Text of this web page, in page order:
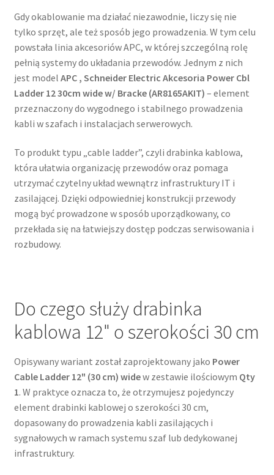
Gdy okablowanie ma działać niezawodnie, liczy się nie
tylko sprzęt, ale też sposób jego prowadzenia. W tym celu
powstała linia akcesoriów APC, w której szczególną rolę
pełnią systemy do układania przewodów. Jednym z nich
jest model APC , Schneider Electric Akcesoria Power Cbl
Ladder 12 30cm wide w/ Bracke (AR8165AKIT) – element
przeznaczony do wygodnego i stabilnego prowadzenia
kabli w szafach i instalacjach serwerowych.
To produkt typu „cable ladder”, czyli drabinka kablowa,
która ułatwia organizację przewodów oraz pomaga
utrzymać czytelny układ wewnątrz infrastruktury IT i
zasilającej. Dzięki odpowiedniej konstrukcji przewody
mogą być prowadzone w sposób uporządkowany, co
przekłada się na łatwiejszy dostęp podczas serwisowania i
rozbudowy.
Do czego służy drabinka
kablowa 12" o szerokości 30 cm
Opisywany wariant został zaprojektowany jako Power
Cable Ladder 12" (30 cm) widew zestawie ilościowym Qty
1. W praktyce oznacza to, że otrzymujesz pojedynczy
element drabinki kablowej o szerokości 30 cm,
dopasowany do prowadzenia kabli zasilających i
sygnałowych w ramach systemu szaf lub dedykowanej
infrastruktury.